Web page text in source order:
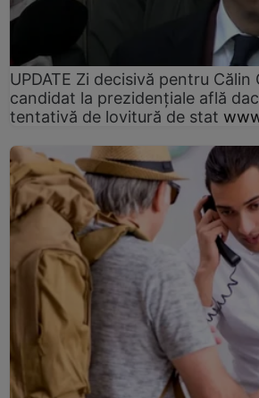
UPDATE Zi decisivă pentru Călin
candidat la prezidențiale află
tentativă de lovitură de stat